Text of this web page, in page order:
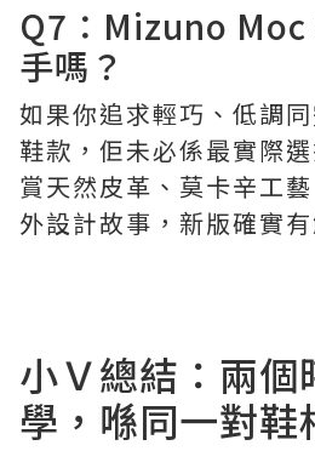
Q7：Mizuno Moc
手嗎？
如果你追求輕巧、低調
鞋款，佢未必係最實際
賞天然皮革、莫卡辛工
外設計故事，新版確實
小Ｖ總結：兩個
學，喺同一對鞋